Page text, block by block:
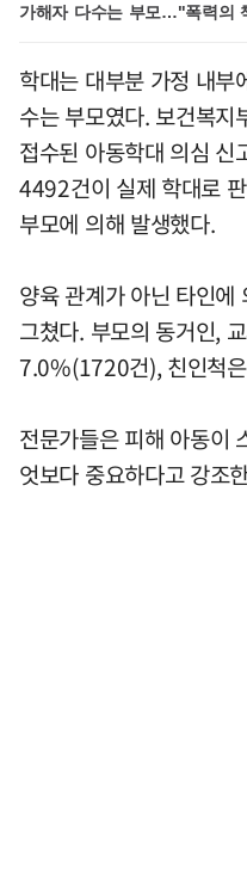
가해자 다수는 부모…"폭력의
학대는 대부분 가정 내부
수는 부모였다. 보건복
접수된 아동학대 의심
4492건이 실제 학대로
부모에 의해 발생했다.
양육 관계가 아닌 타인
그쳤다. 부모의 동거인,
7.0%(1720건), 친인척
전문가들은 피해 아동이
엇보다 중요하다고 강조